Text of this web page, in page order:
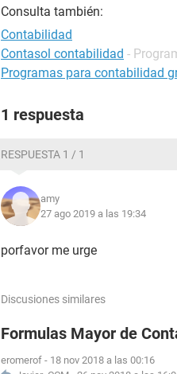
Consulta también:
Contabilidad
Contasol contabilidad -
Programas para contabilidad
1 respuesta
RESPUESTA 1 / 1
amy
27 ago 2019 a las 19:34
porfavor me urge
Discusiones similares
Formulas Mayor de
eromerof - 18 nov 2018 a las 00:16